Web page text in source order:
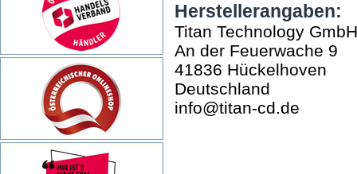
Herstellerangaben:
Titan Technology GmbH
An der Feuerwache 9
41836 Hückelhoven
Deutschland
info@titan-cd.de